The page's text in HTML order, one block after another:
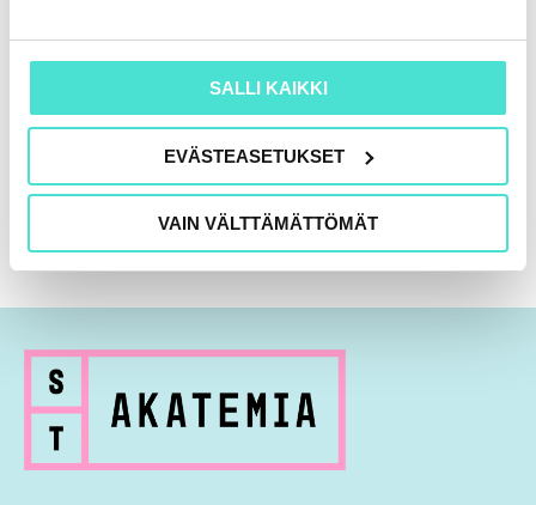
SALLI KAIKKI
EVÄSTEASETUKSET
VAIN VÄLTTÄMÄTTÖMÄT